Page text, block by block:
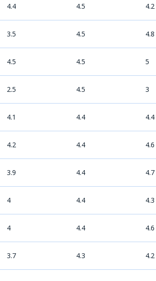
4.4 4.5 4.2
3.5 4.5 4.8
4.5 4.5 5
2.5 4.5 3
4.1 4.4 4.4
4.2 4.4 4.6
3.9 4.4 4.7
4 4.4 4.3
4 4.4 4.6
3.7 4.3 4.2